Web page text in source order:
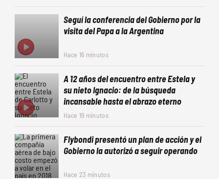
Seguí la conferencia del Gobierno por la
visita del Papa a la Argentina
Hace 16 minutos
A 12 años del encuentro entre Estela y
su nieto Ignacio: de la búsqueda
incansable hasta el abrazo eterno
Hace 19 minutos
Flybondi presentó un plan de acción y el
Gobierno la autorizó a seguir operando
Hace 23 minutos